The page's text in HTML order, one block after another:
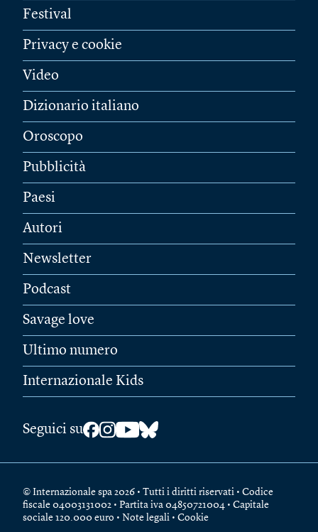
Festival
Privacy e cookie
Video
Dizionario italiano
Oroscopo
Pubblicità
Paesi
Autori
Newsletter
Podcast
Savage love
Ultimo numero
Internazionale Kids
Seguici su
© Internazionale spa 2026 • Tutti i diritti riservati • Codice
fiscale 04003131002 • Partita iva 04850721004 • Capitale
sociale 120.000 euro • Note legali • Cookie